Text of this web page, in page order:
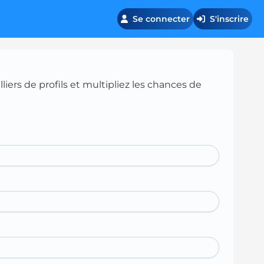
Se connecter S'inscrire
de profils et multipliez les chances de